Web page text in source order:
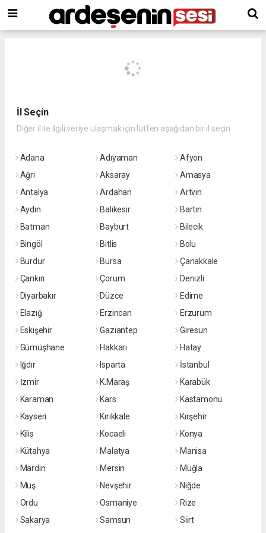
İl Seçin
Diğer il ile ilgili veriye ulaşmak için lütfen aşağıdan bir il seçin
Adana Adıyaman
Afyon
Ağrı
Aksaray
Amasya
Antalya
Ardahan
Artvin
Aydın
Balıkesir
Bartın
Batman
Bayburt
Bilecik
Bingöl
Bitlis
Bolu
Burdur
Bursa
Çanakkale
Çankırı
Çorum
Denizli
Diyarbakır
Düzce
Edirne
Elazığ
Erzincan
Erzurum
Eskişehir
Gaziantep
Giresun
Gümüşhane
Hakkari
Hatay
Iğdır
Isparta
İstanbul
İzmir
K.Maraş
Karabük
Karaman
Kars
Kastamonu
Kayseri
Kırıkkale
Kırşehir
Kilis
Kocaeli
Konya
Kütahya
Malatya
Manisa
Mardin
Mersin
Muğla
Muş
Nevşehir
Niğde
Ordu
Osmaniye
Rize
Sakarya
Samsun
Siirt